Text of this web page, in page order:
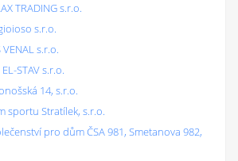
TRADING s.r.o.
s.r.o.
VENAL s.r.o.
STAV s.r.o.
14, s.r.o.
sportu Stratílek, s.r.o.
pro dům ČSA 981, Smetanova 982,